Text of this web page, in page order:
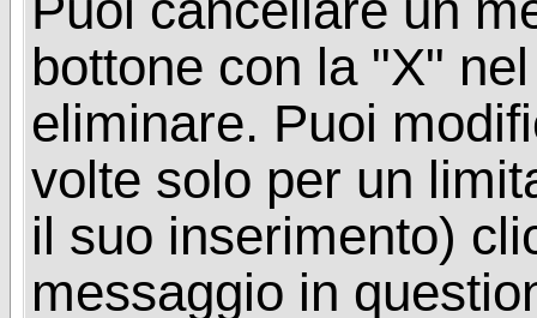
bottone con la "X"
eliminare. Puoi
volte solo per un
il suo inserimento)
messaggio in